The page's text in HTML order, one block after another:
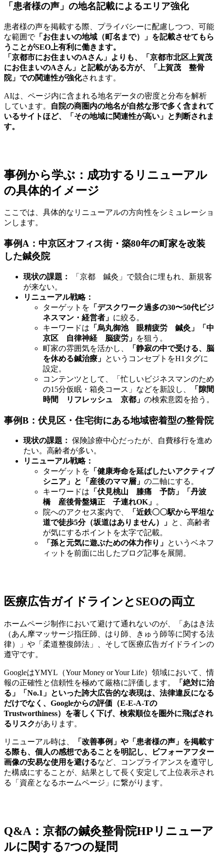
「患者様の声」の地名記載によるエリア強化
患者様の声を掲載する際、プライバシーに配慮しつつ、可能
な範囲で「お住まいの地域（町名まで）」を記載させてもら
うことがSEO上有利に働きます。
「京都市にお住まいのAさん」よりも、「京都市北区上賀茂
にお住まいのAさん」と記載がある方が、「上賀茂 整骨
院」での関連性が強化されます。
AIは、ページ内に含まれる地名データの密度と分布を解析
しています。
自院の商圏内の地名が自然な形で多く含まれて
いるサイトほど、「その地域に関連性が高い」と判断されま
す。
事例から学ぶ：成功するリニューアル
の具体的イメージ
ここでは、具体的なリニューアルの方向性をシミュレーショ
ンします。
事例A：中京区オフィス街・築80年の町家を改装
した鍼灸院
現状の課題：
「京都 鍼灸」で競合に埋もれ、新規客
が来ない。
リニューアル戦略：
ターゲットを 「デスクワーク過多の30〜50代ビジ
ネスマン・経営者」 に絞る。
キーワードは 「烏丸御池 眼精疲労 鍼灸」「中
京区 自律神経 脳疲労」 を狙う。
町家の雰囲気を活かし、
「静寂の中で受ける、脳
を休める鍼治療」 というコンセプトをH1タグに
設定。
コンテンツとして、「忙しいビジネスマンのため
の15分仮眠・箱灸コース」などを新設し、
「隙間
時間 リフレッシュ 京都」 の検索意図を拾う。
事例B：伏見区・住宅街にある地域密着型の整骨院
現状の課題： 保険診療中心だったが、自費移行を進め
たい。高齢者が多い。
リニューアル戦略：
ターゲットを 「健康寿命を延ばしたいアクティブ
シニア」と「産後のママ層」 の二軸にする。
キーワードは 「伏見桃山 膝痛 予防」「丹波
橋 産後骨盤矯正 子連れOK」 。
院へのアクセス案内で、
「近鉄〇〇駅から平坦な
道で徒歩5分（坂道はありません）」 と、高齢者
が気にするポイントを太字で記載。
「孫と元気に遊ぶための体力作り」 というベネフ
ィットを前面に出したブログ記事を展開。
医療広告ガイドラインとSEOの両立
ホームページ制作において避けて通れないのが、「あはき法
（あん摩マッサージ指圧師、はり師、きゅう師等に関する法
律）」や「柔道整復師法」、そして医療広告ガイドラインの
遵守です。
GoogleはYMYL（Your Money or Your Life）領域において、情
報の正確性と信頼性を極めて厳格に評価します。
「絶対に治
る」「No.1」といった誇大広告的な表現は、法律違反になる
だけでなく、Googleからの評価（E-E-A-Tの
Trustworthiness）を著しく下げ、検索順位を圏外に飛ばされ
るリスクがあります。
リニューアル時は、
「改善事例」や「患者様の声」を掲載す
る際も、個人の感想であることを明記し、ビフォーアフター
画像の安易な使用を避けるなど、コンプライアンスを遵守し
た構成にすることが、結果として長く安定して上位表示され
る「資産となるホームページ」に繋がります。
Q&A：京都の鍼灸整骨院HPリニューア
ルに関する7つの疑問